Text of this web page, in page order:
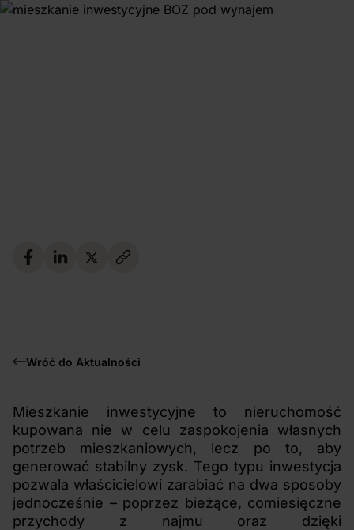
Wróć do Aktualności
Mieszkanie inwestycyjne to nieruchomość
kupowana nie w celu zaspokojenia własnych
potrzeb mieszkaniowych, lecz po to, aby
generować stabilny zysk. Tego typu inwestycja
pozwala właścicielowi zarabiać na dwa sposoby
jednocześnie – poprzez bieżące, comiesięczne
przychody z najmu oraz dzięki